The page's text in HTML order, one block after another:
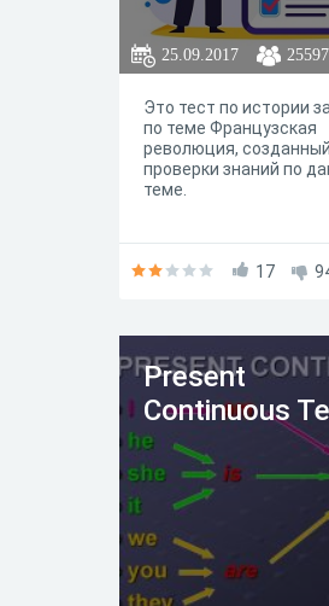
25.09.2017 25597
Это тест по истории
по теме Французская
революция,
проверки знаний по
теме.
17
Present
Continuous